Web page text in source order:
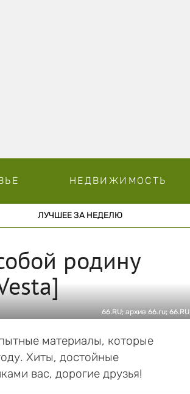
НЕДВИЖИМОСТЬ
ЛУЧШЕЕ ЗА НЕДЕЛЮ
родину
66.RU; архив 66.ru; 66.RU
материалы, которые
Хиты, достойные
вас, дорогие друзья!